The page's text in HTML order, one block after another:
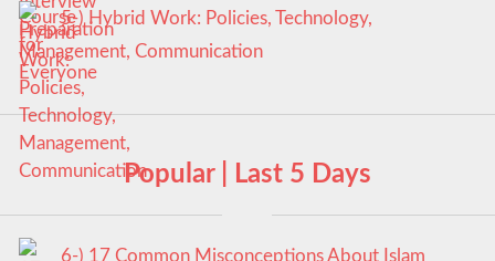
5-) Hybrid Work: Policies, Technology,
Management, Communication
Popular | Last 5 Days
6-) 17 Common Misconceptions About Islam